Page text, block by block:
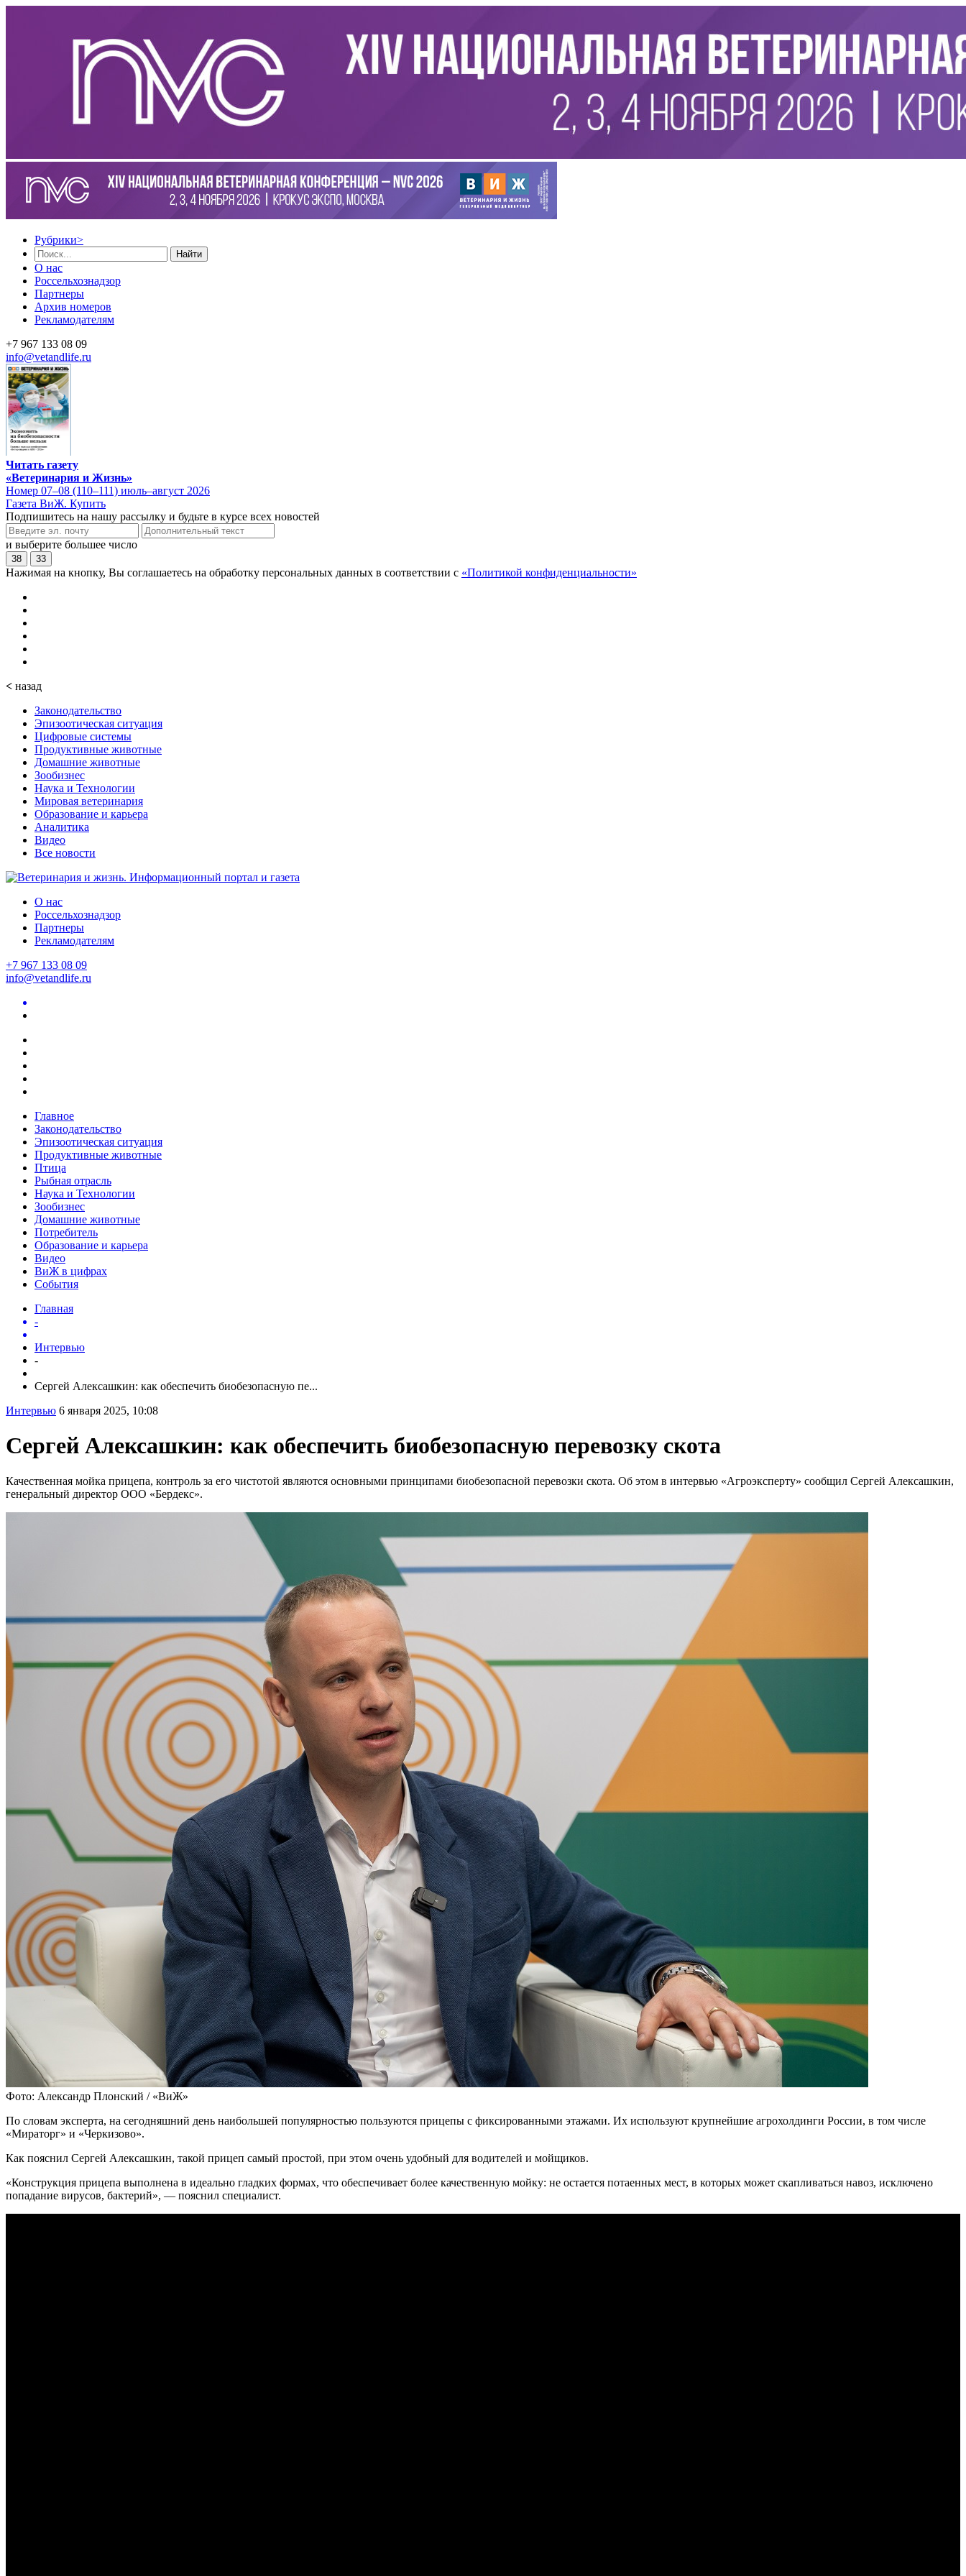
Рубрики>
Найти
О нас
Россельхознадзор
Партнеры
Архив номеров
Рекламодателям
+7 967 133 08 09
info@vetandlife.ru
Читать газету
«Ветеринария и Жизнь»
Номер 07–08 (110–111) июль–август 2026
Газета ВиЖ. Купить
Подпишитесь на нашу рассылку и будьте в курсе всех новостей
и выберите большее число
38 33
Нажимая на кнопку, Вы соглашаетесь на обработку персональных данных в соответствии с «Политикой конфиденциальности»
< назад
Законодательство
Эпизоотическая ситуация
Цифровые системы
Продуктивные животные
Домашние животные
Зообизнес
Наука и Технологии
Мировая ветеринария
Образование и карьера
Аналитика
Видео
Все новости
О нас
Россельхознадзор
Партнеры
Рекламодателям
+7 967 133 08 09
info@vetandlife.ru
Главное
Законодательство
Эпизоотическая ситуация
Продуктивные животные
Птица
Рыбная отрасль
Наука и Технологии
Зообизнес
Домашние животные
Потребитель
Образование и карьера
Видео
ВиЖ в цифрах
События
Главная
-
Интервью
-
Сергей Алексашкин: как обеспечить биобезопасную пе...
Интервью 6 января 2025, 10:08
Сергей Алексашкин: как обеспечить биобезопасную перевозку скота
Качественная мойка прицепа, контроль за его чистотой являются основными принципами биобезопасной перевозки скота. Об этом в интервью «Агроэксперту» сообщил Сергей Алексашкин,
генеральный директор ООО «Бердекс».
Фото: Александр Плонский / «ВиЖ»
По словам эксперта, на сегодняшний день наибольшей популярностью пользуются прицепы с фиксированными этажами. Их используют крупнейшие агрохолдинги России, в том числе
«Мираторг» и «Черкизово».
Как пояснил Сергей Алексашкин, такой прицеп самый простой, при этом очень удобный для водителей и мойщиков.
«Конструкция прицепа выполнена в идеально гладких формах, что обеспечивает более качественную мойку: не остается потаенных мест, в которых может скапливаться навоз, исключено
попадание вирусов, бактерий», — пояснил специалист.